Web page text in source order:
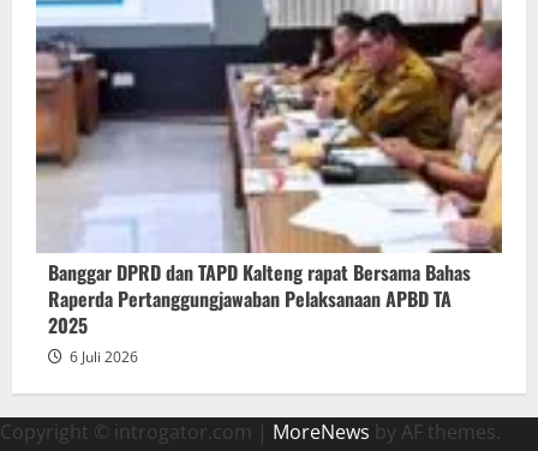
Banggar DPRD dan TAPD Kalteng rapat Bersama Bahas
Raperda Pertanggungjawaban Pelaksanaan APBD TA
2025
6 Juli 2026
Copyright © introgator.com | MoreNews by AF themes.